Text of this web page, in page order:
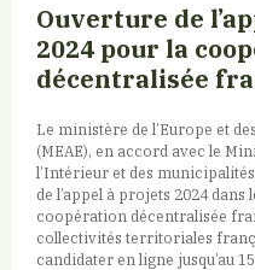
Ouverture de
2024 pour la
décentralisée
Le ministère de l’Europe et
(MEAE), en accord avec le
l’Intérieur et des
de l’appel à projets 2024 dans
coopération décentralisée
collectivités territoriales
candidater en ligne jusqu’au